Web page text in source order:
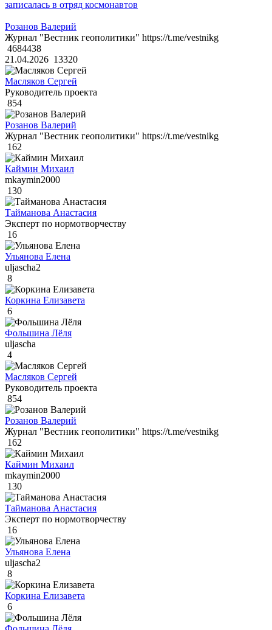
записалась в отряд космонавтов
Розанов Валерий
Журнал "Вестник геополитики" https://t.me/vestnikg
4684438
21.04.2026 13320
Масляков Сергей
Руководитель проекта
854
Розанов Валерий
Журнал "Вестник геополитики" https://t.me/vestnikg
162
Каймин Михаил
mkaymin2000
130
Тайманова Анастасия
Эксперт по нормотворчеству
16
Ульянова Елена
uljascha2
8
Коркина Елизавета
6
Фольшина Лёля
uljascha
4
Масляков Сергей
Руководитель проекта
854
Розанов Валерий
Журнал "Вестник геополитики" https://t.me/vestnikg
162
Каймин Михаил
mkaymin2000
130
Тайманова Анастасия
Эксперт по нормотворчеству
16
Ульянова Елена
uljascha2
8
Коркина Елизавета
6